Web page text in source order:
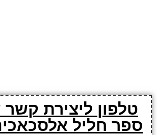
טלפון ליצירת קשר
ספר חליל